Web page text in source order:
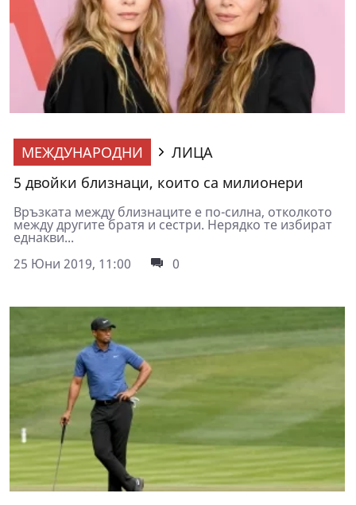
МЕЖДУНАРОДНИ
ЛИЦА
5 двойки близнаци, които са милионери
Връзката между близнаците е по-силна, отколкото
между другите братя и сестри. Нерядко те избират
еднакви...
25 Юни 2019, 11:00
0